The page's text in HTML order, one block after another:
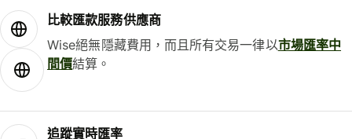
比較匯款服務供應商
Wise絕無隱藏費用，而且所有交易一律以市場匯率中
間價結算。
追蹤實時匯率